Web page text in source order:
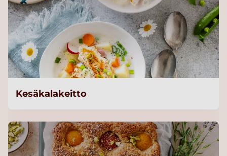
Kesäkalakeitto